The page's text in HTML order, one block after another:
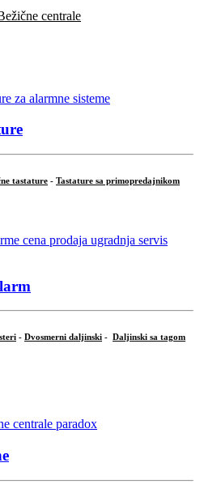
centrale
tastature - Tastature sa primopredajnikom
- Dvosmerni daljinski - Daljinski sa tagom